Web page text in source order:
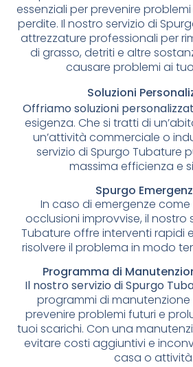
essenziali per prevenire
perdite. Il nostro servizio di
attrezzature professionali per
di grasso, detriti e altre
causare problemi ai
Soluzioni
Offriamo soluzioni
esigenza. Che si tratti di
un’attività commerciale o
servizio di Spurgo Tubature
massima efficienza e
Spurgo
In caso di emergenze
occlusioni improvvise, il nostro
Tubature offre interventi rapidi
risolvere il problema in modo
Programma di
Il nostro servizio di Spurgo
programmi di
prevenire problemi futuri e
tuoi scarichi. Con una
evitare costi aggiuntivi e
casa o attività.